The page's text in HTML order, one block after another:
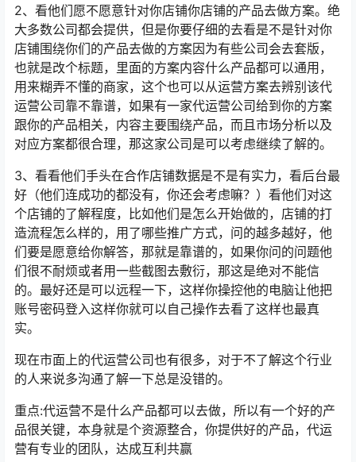
2、看他们愿不愿意针对你店铺你店铺的产品去做方案。绝
大多数公司都会提供，但是你要仔细的去看是不是针对你
店铺围绕你们的产品去做的方案因为有些公司会去套版，
也就是改个标题，里面的方案内容什么产品都可以通用，
用来糊弄不懂的商家，这个也可以从运营方案去辨别该代
运营公司靠不靠谱，如果有一家代运营公司给到你的方案
跟你的产品相关，内容主要围绕产品，而且市场分析以及
对应方案都很合理，那这家公司是可以考虑继续了解的。
3、看看他们手头在合作店铺数据是不是有实力，看后台最
好（他们连成功的都没有，你还会考虑嘛？）看他们对这
个店铺的了解程度，比如他们是怎么开始做的，店铺的打
造流程怎么样的，用了哪些推广方式，问的越多越好，他
们要是愿意给你解答，那就是靠谱的，如果你问的问题他
们很不耐烦或者用一些截图去敷衍，那这是绝对不能信
的。最好还是可以远程一下，这样你操控他的电脑让他把
账号密码登入这样你就可以自己操作去看了这样也最真
实。
现在市面上的代运营公司也有很多，对于不了解这个行业
的人来说多沟通了解一下总是没错的。
重点:代运营不是什么产品都可以去做，所以有一个好的产
品很关键，本身就是个资源整合，你提供好的产品，代运
营有专业的团队，达成互利共赢